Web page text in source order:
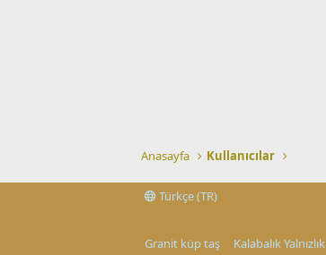
Anasayfa Kullanıcılar
Türkçe (TR)
Granit küp taş Kalabalık Yalnızlık